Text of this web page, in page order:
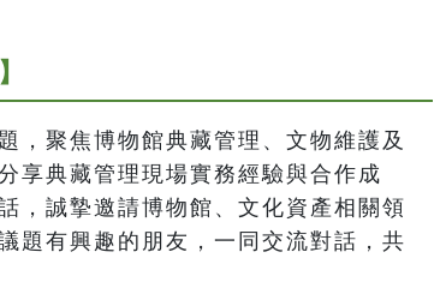
，聚焦博物館典藏管理、文物維護及
享典藏管理現場實務經驗與合作成
，誠摯邀請博物館、文化資產相關領
題有興趣的朋友，一同交流對話，共